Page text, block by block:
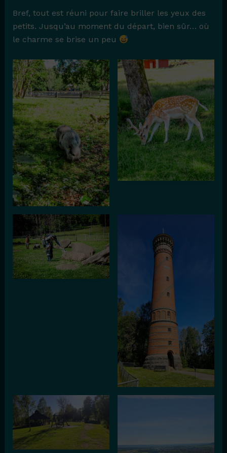
Bref, tout est réuni pour faire briller les yeux des
petits. Jusqu’au moment du départ, bien sûr… où
le charme se brise un peu